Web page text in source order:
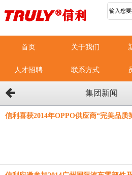
首页 关于我们
人才招聘 联系方式
集团新闻
信利喜获2014年OPPO供应商“完美品质